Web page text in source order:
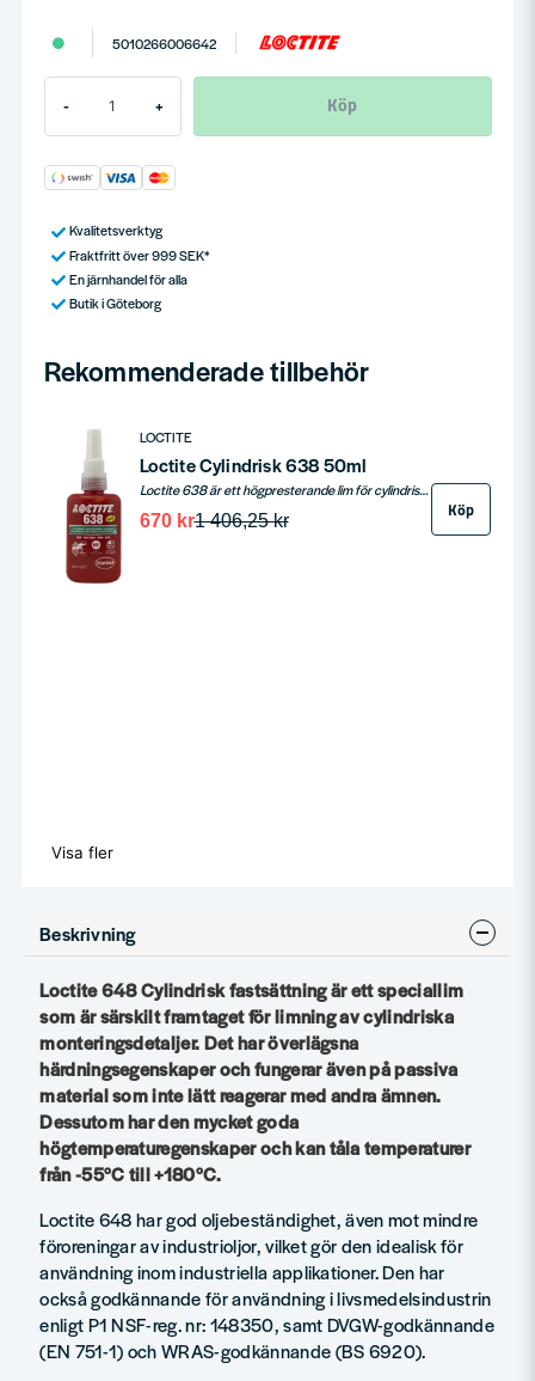
5010266006642
- + Köp
Kvalitetsverktyg
Fraktfritt över 999 SEK*
En järnhandel för alla
Butik i Göteborg
Rekommenderade tillbehör
LOCTITE
Loctite Cylindrisk 638 50ml
Loctite 638 är ett högpresterande lim för cylindrisk fastsättning av axlar, kugghjul, lager och andra runda delar. Med hög skjuvhållfasthet, snabb fixering och god motståndskraft mot olja, värme och föroreningar är den idealisk för krävande industriella applikationer. Hanterar fogspalter upp till 0,25 mm och fungerar på både aktiva och passiva ytor.
1 406,25 kr
670 kr Köp
Visa fler
Beskrivning
Loctite 648 Cylindrisk fastsättning är ett speciallim
som är särskilt framtaget för limning av cylindriska
monteringsdetaljer. Det har överlägsna
härdningsegenskaper och fungerar även på passiva
material som inte lätt reagerar med andra ämnen.
Dessutom har den mycket goda
högtemperaturegenskaper och kan tåla temperaturer
från -55°C till +180°C.
Loctite 648 har god oljebeständighet, även mot mindre
föroreningar av industrioljor, vilket gör den idealisk för
användning inom industriella applikationer. Den har
också godkännande för användning i livsmedelsindustrin
enligt P1 NSF-reg. nr: 148350, samt DVGW-godkännande
(EN 751-1) och WRAS-godkännande (BS 6920).